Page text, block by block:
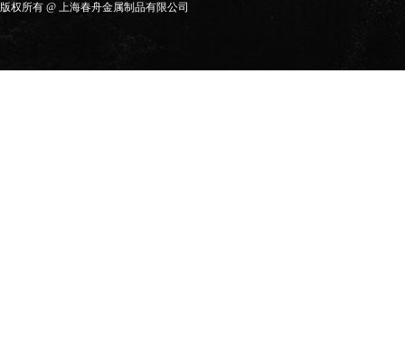
版权所有 @ 上海春舟金属制品有限公司